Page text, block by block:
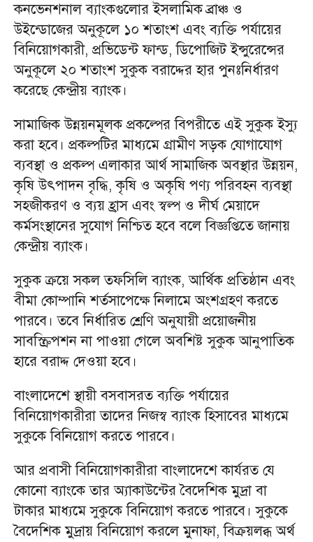
কনভেনশনাল ব্যাংকগুলোর ইসলামিক ব্রাঞ্চ ও
উইন্ডোজের অনুকূলে ১০ শতাংশ এবং ব্যক্তি পর্যায়ের
বিনিয়োগকারী, প্রভিডেন্ট ফান্ড, ডিপোজিট ইন্সুরেন্সের
অনুকূলে ২০ শতাংশ সুকুক বরাদ্দের হার পুনঃনির্ধারণ
করেছে কেন্দ্রীয় ব্যাংক।
সামাজিক উন্নয়নমূলক প্রকল্পের বিপরীতে এই সুকুক ইস্যু
করা হবে। প্রকল্পটির মাধ্যমে গ্রামীণ সড়ক যোগাযোগ
ব্যবস্থা ও প্রকল্প এলাকার আর্থ সামাজিক অবস্থার উন্নয়ন,
কৃষি উৎপাদন বৃদ্ধি, কৃষি ও অকৃষি পণ্য পরিবহন ব্যবস্থা
সহজীকরণ ও ব্যয় হ্রাস এবং স্বল্প ও দীর্ঘ মেয়াদে
কর্মসংস্থানের সুযোগ নিশ্চিত হবে বলে বিজ্ঞপ্তিতে জানায়
কেন্দ্রীয় ব্যাংক।
সুকুক ক্রয়ে সকল তফসিলি ব্যাংক, আর্থিক প্রতিষ্ঠান এবং
বীমা কোম্পানি শর্তসাপেক্ষে নিলামে অংশগ্রহণ করতে
পারবে। তবে নির্ধারিত শ্রেণি অনুযায়ী প্রয়োজনীয়
সাবস্ক্রিপশন না পাওয়া গেলে অবশিষ্ট সুকুক আনুপাতিক
হারে বরাদ্দ দেওয়া হবে।
বাংলাদেশে স্থায়ী বসবাসরত ব্যক্তি পর্যায়ের
বিনিয়োগকারীরা তাদের নিজস্ব ব্যাংক হিসাবের মাধ্যমে
সুকুকে বিনিয়োগ করতে পারবে।
আর প্রবাসী বিনিয়োগকারীরা বাংলাদেশে কার্যরত যে
কোনো ব্যাংকে তার অ্যাকাউন্টের বৈদেশিক মুদ্রা বা
টাকার মাধ্যমে সুকুকে বিনিয়োগ করতে পারবে। সুকুকে
বৈদেশিক মুদ্রায় বিনিয়োগ করলে মুনাফা, বিক্রয়লব্ধ অর্থ